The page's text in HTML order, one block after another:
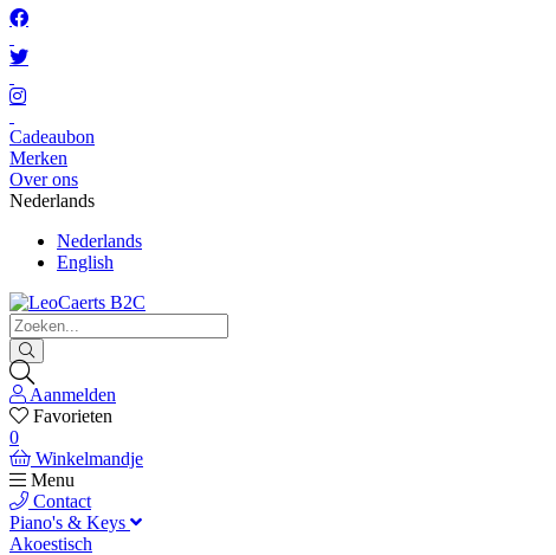
Cadeaubon
Merken
Over ons
Nederlands
Nederlands
English
Aanmelden
Favorieten
0
Winkelmandje
Menu
Contact
Piano's & Keys
Akoestisch